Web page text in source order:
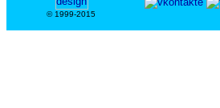
© 1999-2015